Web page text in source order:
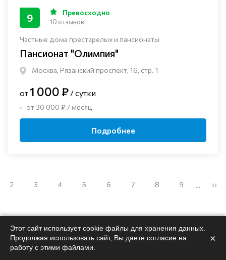
Частные дома престарелых и пансионаты
Пансионат "Олимпия"
Москва, Рязанский проспект, 16, стр. 1
9 Превосходно
10 отзывов
от1 000 ₽ / сутки
от 30 000 ₽ / месяц
Подробнее
2 3 4 5 6 7 8 9 … ››
Поможемподобрать
Этот сайт использует cookie файлы для хранения данных.
Продолжая использовать сайт, Вы даете согласие на
работу с этими файлами.
×